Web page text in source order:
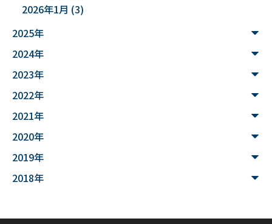
#３Dデータ
#まちの記憶を残し隊
#文理融合
#魚醤
#シカン
2026年1月 (3)
2025年
2024年
2023年
2022年
2021年
2020年
2019年
2018年